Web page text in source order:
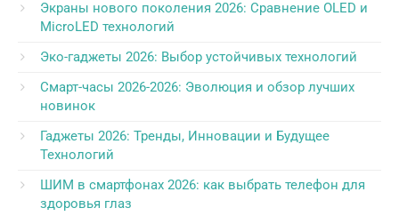
Экраны нового поколения 2026: Сравнение OLED и
MicroLED технологий
Эко-гаджеты 2026: Выбор устойчивых технологий
Смарт-часы 2026-2026: Эволюция и обзор лучших
новинок
Гаджеты 2026: Тренды, Инновации и Будущее
Технологий
ШИМ в смартфонах 2026: как выбрать телефон для
здоровья глаз